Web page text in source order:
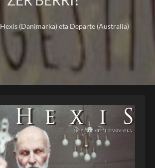
Hexis (Danimarka) eta Departe (Australia)